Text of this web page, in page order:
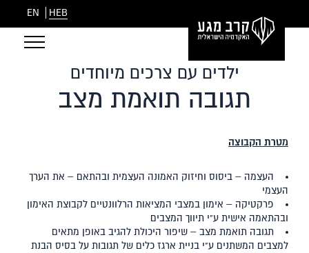
HEB
EN
ילדים עם צרכים מיוחדים
תגובה תואמת מצב
מטרת הקבוצה
העצמה – ביסוס וחיזוק האמונה העצמית ובהתאם – את הערך
העצמי
פרקטיקה – אימון במצבי המציאות הרלוונטיים לקבוצת האימון
ובהתאמה אישית ע"י תיווך המצבים
תגובה תואמת מצב – שיפור היכולת להגיב באופן מתאים
למצבים המשתנים ע"י בניית ארגז כלים של תגובות על בסיס הבנת